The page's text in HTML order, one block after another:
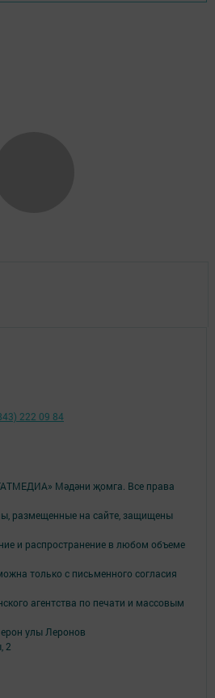
Мәдәни җомга. Все права
размещенные на сайте, защищены
и распространение в любом объеме
только с письменного согласия
агентства по печати и массовым
улы Леронов
2
222 09 84